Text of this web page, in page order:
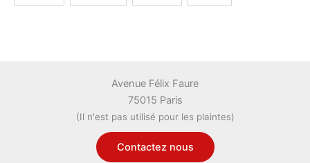
Avenue Félix Faure
75015 Paris
(Il n'est pas utilisé pour les plaintes)
Contactez nous